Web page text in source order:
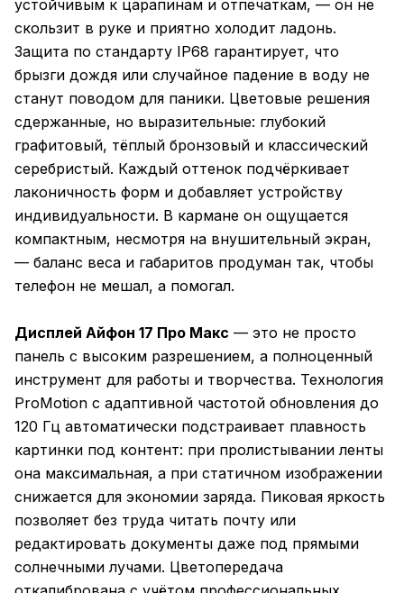
устойчивым к царапинам и отпечаткам, — он не
скользит в руке и приятно холодит ладонь.
Защита по стандарту IP68 гарантирует, что
брызги дождя или случайное падение в воду не
станут поводом для паники. Цветовые решения
сдержанные, но выразительные: глубокий
графитовый, тёплый бронзовый и классический
серебристый. Каждый оттенок подчёркивает
лаконичность форм и добавляет устройству
индивидуальности. В кармане он ощущается
компактным, несмотря на внушительный экран,
— баланс веса и габаритов продуман так, чтобы
телефон не мешал, а помогал.
Дисплей Айфон 17 Про Макс — это не просто
панель с высоким разрешением, а полноценный
инструмент для работы и творчества. Технология
ProMotion с адаптивной частотой обновления до
120 Гц автоматически подстраивает плавность
картинки под контент: при пролистывании ленты
она максимальная, а при статичном изображении
снижается для экономии заряда. Пиковая яркость
позволяет без труда читать почту или
редактировать документы даже под прямыми
солнечными лучами. Цветопередача